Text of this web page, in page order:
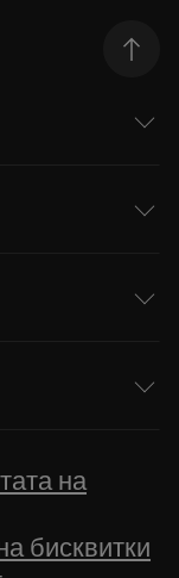
на
бисквитки